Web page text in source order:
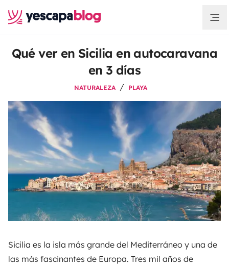
Qué ver en Sicilia en autocaravana
en 3 días
NATURALEZA PLAYA
Sicilia es la isla más grande del Mediterráneo y una de
las más fascinantes de Europa. Tres mil años de